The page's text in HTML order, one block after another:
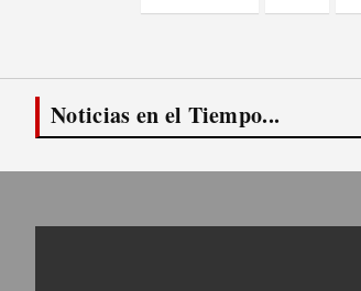
entradas
Noticias en el Tiempo...